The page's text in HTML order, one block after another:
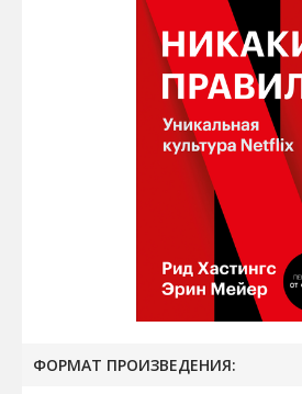
ФОРМАТ ПРОИЗВЕДЕНИЯ: